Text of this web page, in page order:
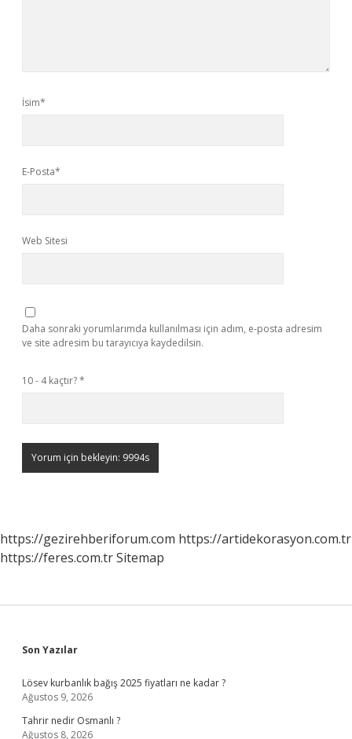
İsim*
E-Posta*
Web Sitesi
Daha sonraki yorumlarımda kullanılması için adım, e-posta adresim
ve site adresim bu tarayıcıya kaydedilsin.
10 - 4 kaçtır?*
https://gezirehberiforum.com https://artidekorasyon.com.tr
https://feres.com.trSitemap
Sidebar
Son Yazılar
Lösev kurbanlık bağış 2025 fiyatları ne kadar ?
Ağustos 9, 2026
Tahrir nedir Osmanlı ?
Ağustos 8, 2026